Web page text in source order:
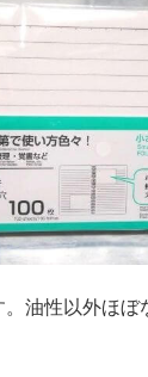
。油性以外ほぼ